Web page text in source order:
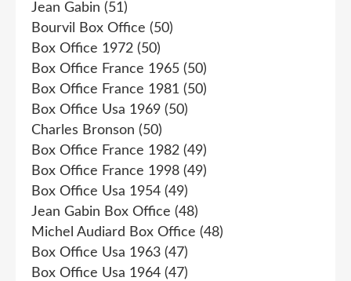
Jean Gabin (51)
Bourvil Box Office (50)
Box Office 1972 (50)
Box Office France 1965 (50)
Box Office France 1981 (50)
Box Office Usa 1969 (50)
Charles Bronson (50)
Box Office France 1982 (49)
Box Office France 1998 (49)
Box Office Usa 1954 (49)
Jean Gabin Box Office (48)
Michel Audiard Box Office (48)
Box Office Usa 1963 (47)
Box Office Usa 1964 (47)